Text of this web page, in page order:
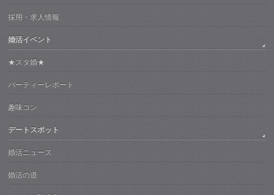
採用・求人情報
婚活イベント
★スタ婚★
パーティーレポート
趣味コン
デートスポット
婚活ニュース
婚活の道